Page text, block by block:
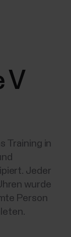
V
Training in
Jeder
wurde
Person